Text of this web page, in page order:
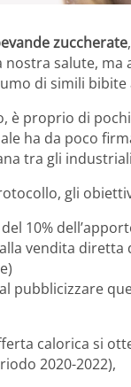
zuccherate
nostra salute,
di simili
è proprio di
ha da poco
tra gli
gli
10%
vendita
pubblicizzare
calorica si
2020-2022),